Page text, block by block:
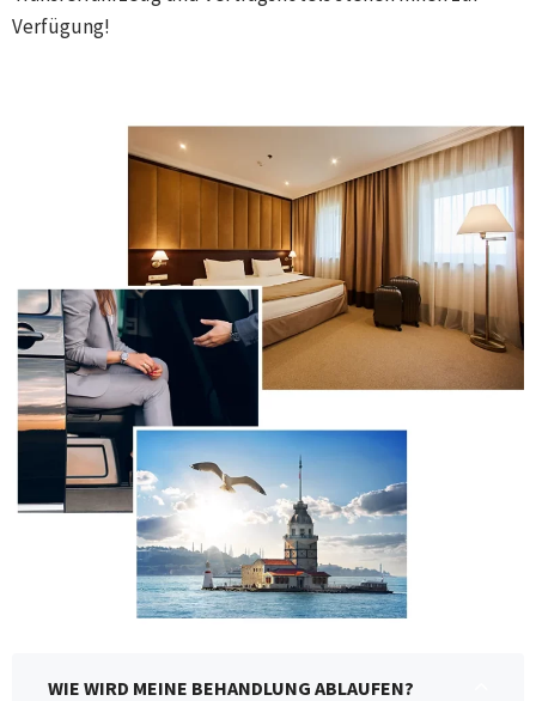
Verfügung!​
WIE WIRD MEINE BEHANDLUNG ABLAUFEN?